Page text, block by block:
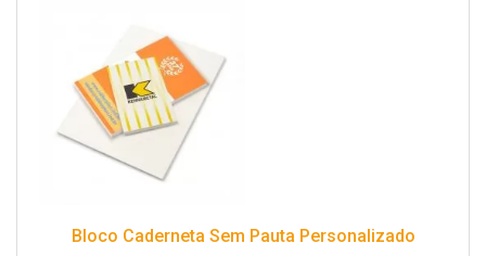
Bloco Caderneta Sem Pauta Personalizado